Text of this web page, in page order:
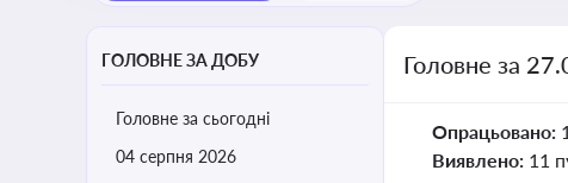
ГОЛОВНЕ ЗА ДОБУ
Головне за сьогодні
04 серпня 2026
Головне за
Опрацьовано:
Виявлено: 11